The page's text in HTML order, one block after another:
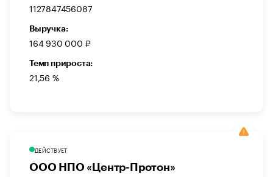
1127847456087
Выручка:
164 930 000 ₽
Темп прироста:
21,56 %
ДЕЙСТВУЕТ
ООО НПО «Центр-Протон»